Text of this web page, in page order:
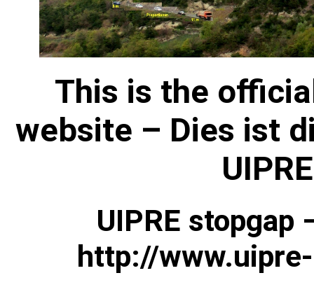
This is the
website – Dies ist
UIPRE
http://